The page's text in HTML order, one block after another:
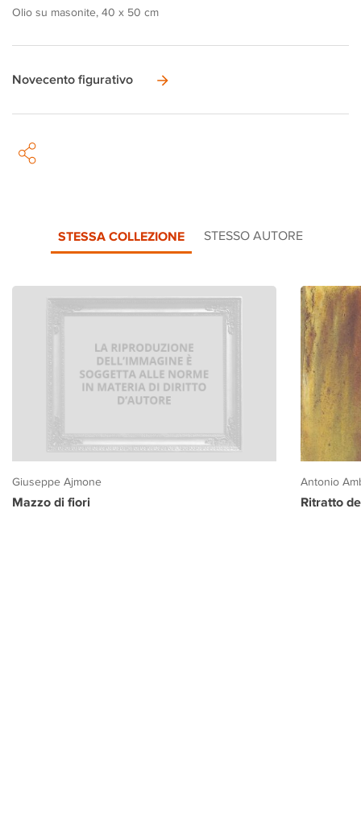
Olio su masonite, 40 x 50 cm
Novecento figurativo
STESSA COLLEZIONE STESSO AUTORE
Giuseppe Ajmone
Mazzo di fiori
Antonio
Ritratto